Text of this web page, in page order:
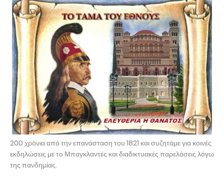
200 χρόνια από την επανάσταση του 1821 και συζητάμε για κοινές
εκδηλώσεις με το Μπαγκλαντές και διαδικτυακές παρελάσεις λόγω
της πανδημίας.